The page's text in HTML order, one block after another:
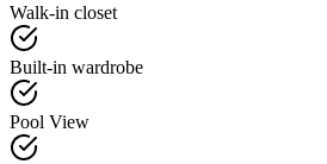
Walk-in closet
Built-in wardrobe
Pool View